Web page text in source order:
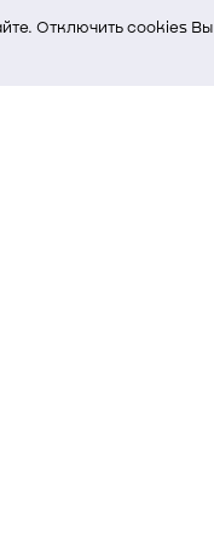
Отключить cookies Вы